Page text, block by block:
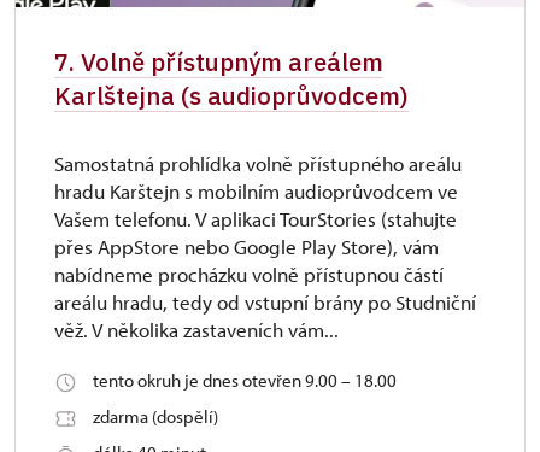
7. Volně přístupným areálem
Karlštejna (s audioprůvodcem)
Samostatná prohlídka volně přístupného areálu
hradu Karštejn s mobilním audioprůvodcem ve
Vašem telefonu. V aplikaci TourStories (stahujte
přes AppStore nebo Google Play Store), vám
nabídneme procházku volně přístupnou částí
areálu hradu, tedy od vstupní brány po Studniční
věž. V několika zastaveních vám...
tento okruh je dnes otevřen 9.00 – 18.00
zdarma (dospělí)